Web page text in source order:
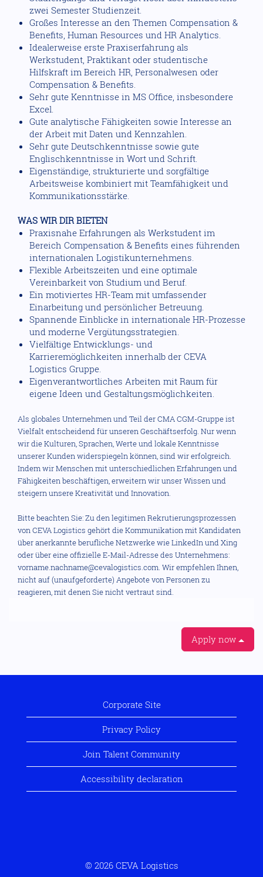
zwei Semester Studienzeit.
Großes Interesse an den Themen Compensation &
Benefits, Human Resources und HR Analytics.
Idealerweise erste Praxiserfahrung als
Werkstudent, Praktikant oder studentische
Hilfskraft im Bereich HR, Personalwesen oder
Compensation & Benefits.
Sehr gute Kenntnisse in MS Office, insbesondere
Excel.
Gute analytische Fähigkeiten sowie Interesse an
der Arbeit mit Daten und Kennzahlen.
Sehr gute Deutschkenntnisse sowie gute
Englischkenntnisse in Wort und Schrift.
Eigenständige, strukturierte und sorgfältige
Arbeitsweise kombiniert mit Teamfähigkeit und
Kommunikationsstärke.
WAS WIR DIR BIETEN
Praxisnahe Erfahrungen als Werkstudent im
Bereich Compensation & Benefits eines führenden
internationalen Logistikunternehmens.
Flexible Arbeitszeiten und eine optimale
Vereinbarkeit von Studium und Beruf.
Ein motiviertes HR-Team mit umfassender
Einarbeitung und persönlicher Betreuung.
Spannende Einblicke in internationale HR-Prozesse
und moderne Vergütungsstrategien.
Vielfältige Entwicklungs- und
Karrieremöglichkeiten innerhalb der CEVA
Logistics Gruppe.
Eigenverantwortliches Arbeiten mit Raum für
eigene Ideen und Gestaltungsmöglichkeiten.
Als globales Unternehmen und Teil der CMA CGM-Gruppe ist
Vielfalt entscheidend für unseren Geschäftserfolg. Nur wenn
wir die Kulturen, Sprachen, Werte und lokale Kenntnisse
unserer Kunden widerspiegeln können, sind wir erfolgreich.
Indem wir Menschen mit unterschiedlichen Erfahrungen und
Fähigkeiten beschäftigen, erweitern wir unser Wissen und
steigern unsere Kreativität und Innovation.
Bitte beachten Sie: Zu den legitimen Rekrutierungsprozessen
von CEVA Logistics gehört die Kommunikation mit Kandidaten
über anerkannte berufliche Netzwerke wie LinkedIn und Xing
oder über eine offizielle E-Mail-Adresse des Unternehmens:
vorname.nachname@cevalogistics.com. Wir empfehlen Ihnen,
nicht auf (unaufgeforderte) Angebote von Personen zu
reagieren, mit denen Sie nicht vertraut sind.
Apply now
Corporate Site
Privacy Policy
Join Talent Community
Accessibility declaration
© 2026 CEVA Logistics